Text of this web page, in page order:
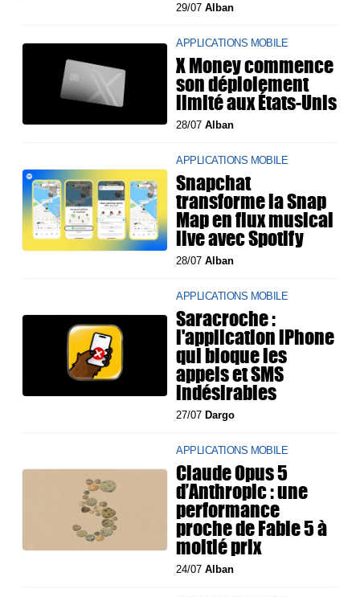
29/07Alban
APPLICATIONS MOBILE
X Money commence
son déploiement
limité aux États-Unis
28/07Alban
APPLICATIONS MOBILE
Snapchat
transforme la Snap
Map en flux musical
live avec Spotify
28/07Alban
APPLICATIONS MOBILE
Saracroche :
l'application iPhone
qui bloque les
appels et SMS
indésirables
27/07Dargo
APPLICATIONS MOBILE
Claude Opus 5
d’Anthropic : une
performance
proche de Fable 5 à
moitié prix
24/07Alban